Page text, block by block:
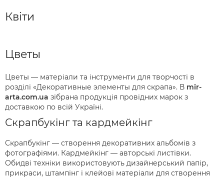
Квіти
Цветы
Цветы — матеріали та інструменти для творчості в
розділі «Декоративные элементы для скрапа». В mir-
arta.com.ua зібрана продукція провідних марок з
доставкою по всій Україні.
Скрапбукінг та кардмейкінг
Скрапбукінг — створення декоративних альбомів з
фотографіями. Кардмейкінг — авторські листівки.
Обидві техніки використовують дизайнерський папір,
прикраси, штампінг і клейові матеріали для створення